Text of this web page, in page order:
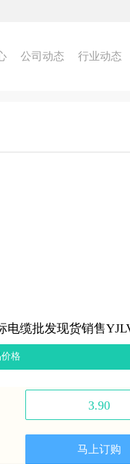
公司动态 行业动态
电缆批发现货销售
格
3.90
马上订购